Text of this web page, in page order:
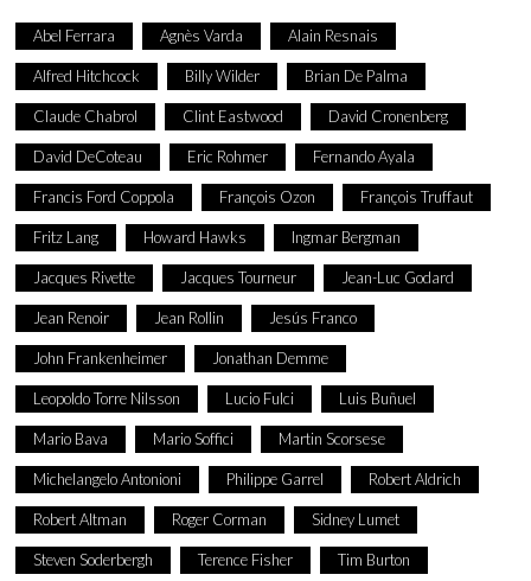
Abel Ferrara Agnès Varda Alain Resnais
Alfred Hitchcock Billy Wilder Brian De Palma
Claude Chabrol Clint Eastwood David Cronenberg
David DeCoteau Eric Rohmer Fernando Ayala
Francis Ford Coppola François Ozon François Truffaut
Fritz Lang Howard Hawks Ingmar Bergman
Jacques Rivette Jacques Tourneur Jean-Luc Godard
Jean Renoir Jean Rollin Jesús Franco
John Frankenheimer Jonathan Demme
Leopoldo Torre Nilsson Lucio Fulci Luis Buñuel
Mario Bava Mario Soffici Martin Scorsese
Michelangelo Antonioni Philippe Garrel Robert Aldrich
Robert Altman Roger Corman Sidney Lumet
Steven Soderbergh Terence Fisher Tim Burton